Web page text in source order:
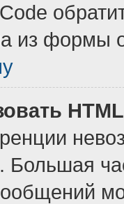
из формы
Большая